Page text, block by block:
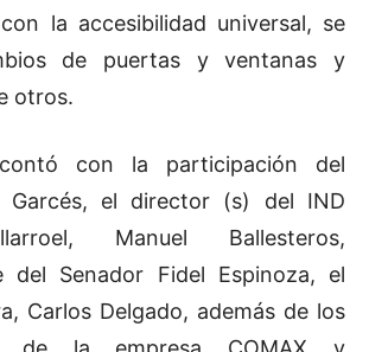
la accesibilidad universal, se
de puertas y ventanas y
otros.
con la participación del
Garcés, el director (s) del IND
Manuel Ballesteros,
del Senador Fidel Espinoza, el
Carlos Delgado, además de los